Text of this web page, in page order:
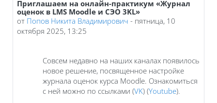
Приглашаем на онлайн-практикум «Журнал
оценок в LMS Moodle и СЭО 3KL»
от Попов Никита Владимирович - пятница, 10
октября 2025, 13:25
Количество ответов: 0
Совсем недавно на наших каналах появилось
новое решение, посвященное настройке
журнала оценок курса Moodle. Ознакомиться
с ней можно по ссылками (VK) (Youtube).